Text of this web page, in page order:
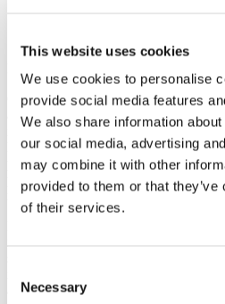
This website uses cookies
We use cookies to personalise
provide social media features
We also share information
our social media, advertising
may combine it with other
provided to them or that
of their services.
Selection
Necessary
Organizzare il viaggio in base alle
ancora più semplice. Trenitalia
informazioni sulle proprie tratte e
Maps, grazie a Google Transit, la
pianificare al meglio i propri viaggi,
percorsi fino ad arrivare alle fermate
nelle aree urbane.
il punto di partenza e di arrivo
appariranno, oltre alle indicazioni